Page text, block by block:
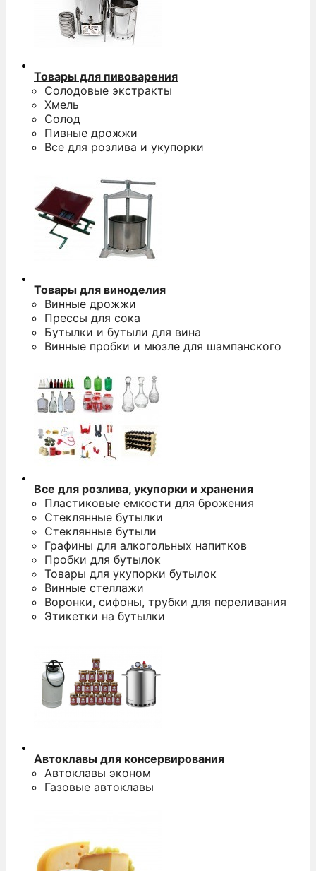
Товары для пивоварения
Солодовые экстракты
Хмель
Солод
Пивные дрожжи
Все для розлива и укупорки
Товары для виноделия
Винные дрожжи
Прессы для сока
Бутылки и бутыли для вина
Винные пробки и мюзле для шампанского
Все для розлива, укупорки и хранения
Пластиковые емкости для брожения
Стеклянные бутылки
Стеклянные бутыли
Графины для алкогольных напитков
Пробки для бутылок
Товары для укупорки бутылок
Винные стеллажи
Воронки, сифоны, трубки для переливания
Этикетки на бутылки
Автоклавы для консервирования
Автоклавы эконом
Газовые автоклавы